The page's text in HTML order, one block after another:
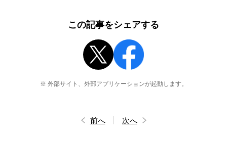
この記事をシェアする
※ 外部サイト、外部アプリケーションが起動します。
前へ 次へ